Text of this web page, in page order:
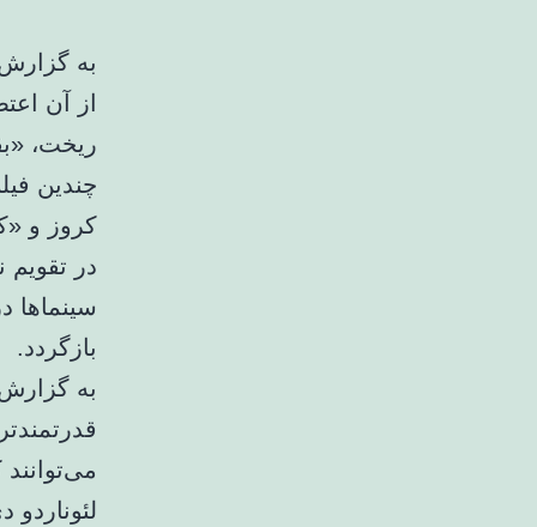
به
از آن
سینماها
بازگردد.
به گزارش